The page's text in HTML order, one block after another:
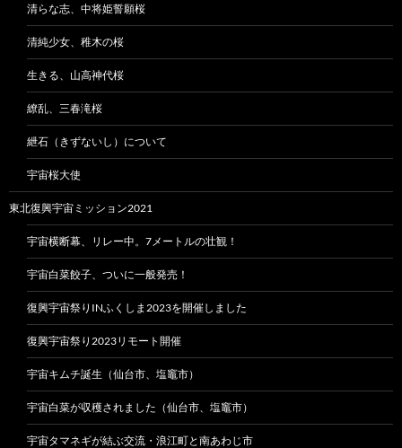
清らな志、中将姫誓願桜
清純少女、稚木の桜
生きる、山高神代桜
繚乱、三春滝桜
紲石（きずないし）について
宇宙桜大使
東北復興宇宙ミッション2021
宇宙横断幕、リレー中。7メートルの壮観！
宇宙白菜餃子、ついに一般発売！
復興宇宙祭りINふくしま2023を開催しました
復興宇宙祭り2023リモート開催
宇宙キムチ誕生（仙台市、塩竈市）
宇宙白菜が収穫されました（仙台市、塩竈市）
宇宙タマネギが結ぶ交流・浪江町と南あわじ市